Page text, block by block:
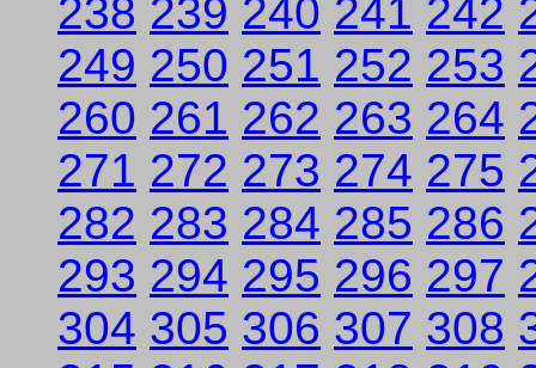
238 239 240 241 242
249 250 251 252 253
260 261 262 263 264
271 272 273 274 275
282 283 284 285 286
293 294 295 296 297
304 305 306 307 308